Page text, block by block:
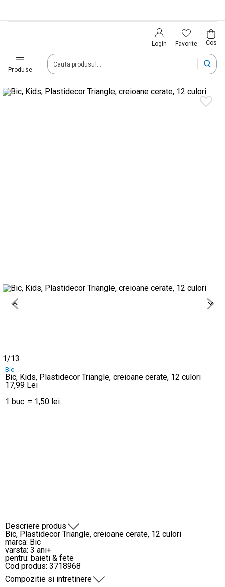
Login Favorite Cos
Produse
1/13
Bic
Bic, Kids, Plastidecor Triangle, creioane cerate, 12 culori
17,99 Lei
1 buc. = 1,50 lei
Descriere produs
Bic, Plastidecor Triangle, creioane cerate, 12 culori
marca: Bic
varsta: 3 ani+
pentru: baieti & fete
Cod produs: 3718968
Compozitie si intretinere